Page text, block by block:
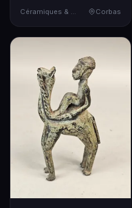
Céramiques & Porcelaine
Corbas